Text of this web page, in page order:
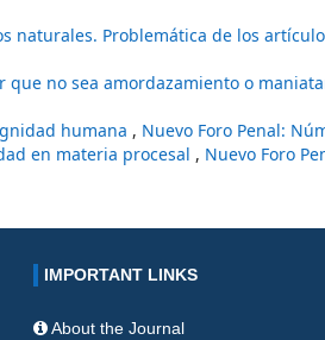
naturales. Problemática de los
que no sea amordazamiento o
humana , Nuevo Foro Penal:
en materia procesal , Nuevo Foro
IMPORTANT LINKS
About the Journal